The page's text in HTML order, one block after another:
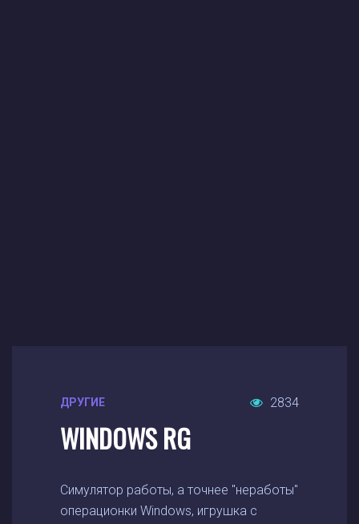
ДРУГИЕ 2834
WINDOWS RG
Симулятор работы, а точнее "неработы"
операционки Windows, игрушка с